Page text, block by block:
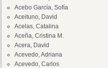
Acebo García, Sofía
Aceituno, David
Acelas, Catalina
Aceña, Cristina M.
Acera, David
Acevedo, Adriana
Acevedo, Carlos